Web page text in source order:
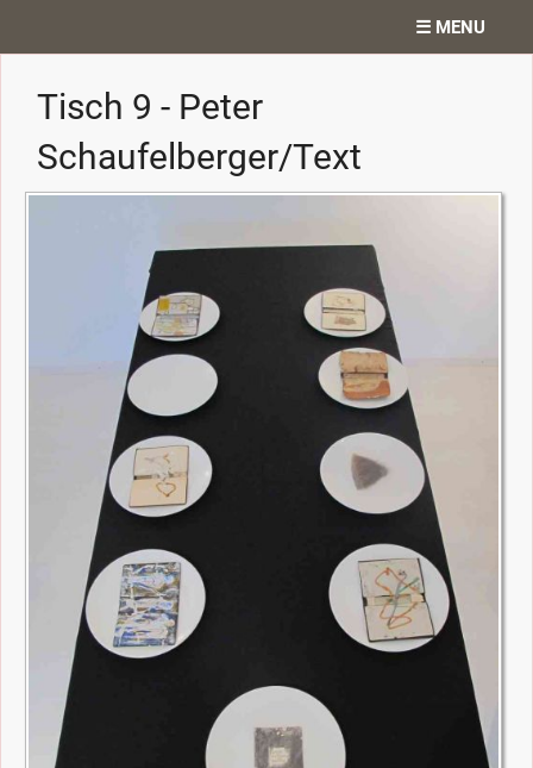
☰ MENU
Projekte
Ateliergedanken
Tisch 9 - Peter
Schaufelberger/Text